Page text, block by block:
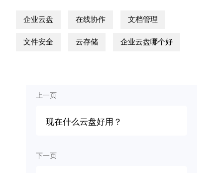
企业云盘 在线协作 文档管理
文件安全 云存储 企业云盘哪个好
上一页
现在什么云盘好用？
下一页